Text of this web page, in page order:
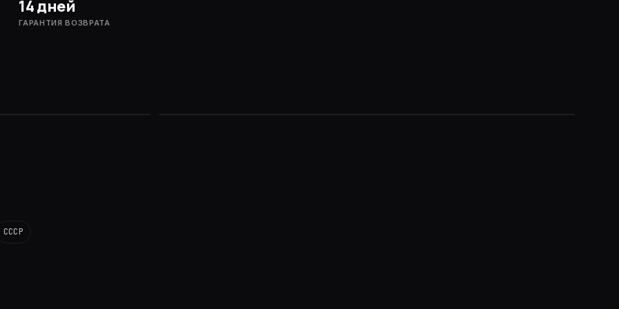
14 дней
ГАРАНТИЯ ВОЗВРАТА
СССР